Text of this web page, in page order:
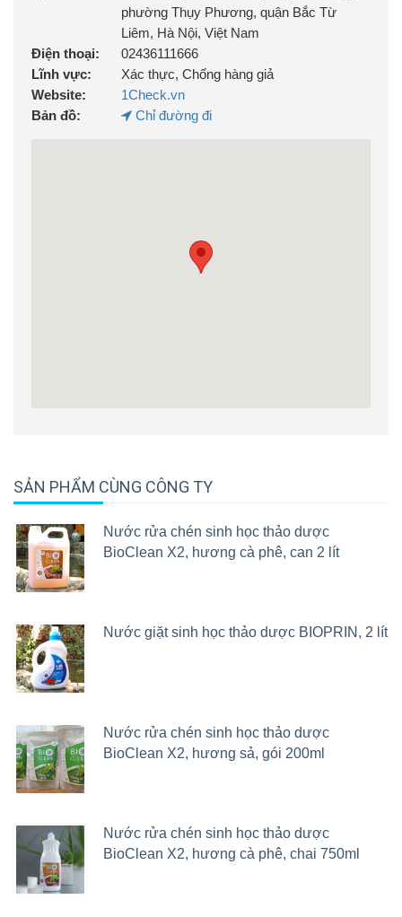
phường Thụy Phương, quận Bắc Từ
Liêm, Hà Nội, Việt Nam
Điện thoại:
02436111666
Lĩnh vực:
Xác thực, Chống hàng giả
Website:
1Check.vn
Bản đồ:
Chỉ đường đi
SẢN PHẨM CÙNG CÔNG TY
Nước rửa chén sinh học thảo dược
BioClean X2, hương cà phê, can 2 lít
Nước giặt sinh học thảo dược BIOPRIN, 2 lít
Nước rửa chén sinh học thảo dược
BioClean X2, hương sả, gói 200ml
Nước rửa chén sinh học thảo dược
BioClean X2, hương cà phê, chai 750ml